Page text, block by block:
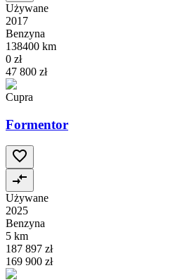
Używane
2017
Benzyna
138400 km
0 zł
47 800 zł
Cupra
Formentor
Używane
2025
Benzyna
5 km
187 897 zł
169 900 zł